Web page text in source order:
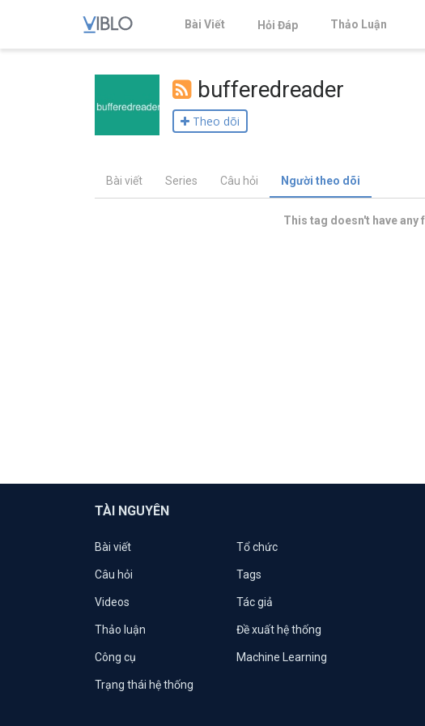
Bài Viết Hỏi Đáp Thảo Luận
bufferedreader
Theo dõi
Bài viết Series Câu hỏi Người theo dõi
This tag doesn't have any
TÀI NGUYÊN
Bài viết Tổ chức
Câu hỏi Tags
Videos Tác giả
Thảo luận Đề xuất hệ thống
Công cụ Machine Learning
Trạng thái hệ thống